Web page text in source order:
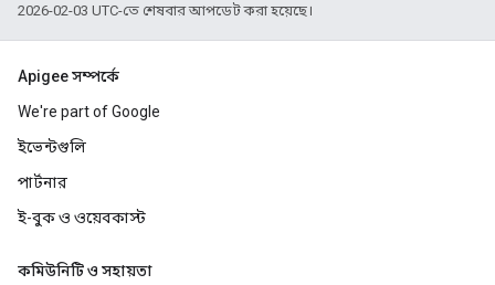
2026-02-03 UTC-তে শেষবার আপডেট করা হয়েছে।
Apigee সম্পর্কে
We're part of Google
ইভেন্টগুলি
পার্টনার
ই-বুক ও ওয়েবকাস্ট
কমিউনিটি ও সহায়তা